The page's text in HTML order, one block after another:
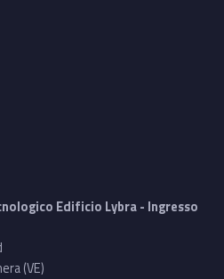
Edificio Lybra - Ingresso
(VE)